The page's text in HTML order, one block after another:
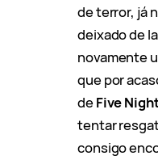
de terror, já
deixado de
novamente
que por
deFive
tentar
consigo